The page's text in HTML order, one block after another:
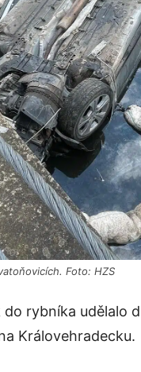
Foto: HZS
rybníka udělalo
Královehradecku.